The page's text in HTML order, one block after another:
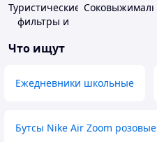
Туристические
фильтры и
питьевой
Соковыжималки
Что ищут
Ежедневники школьные
Бутсы Nike Air Zoom розовые